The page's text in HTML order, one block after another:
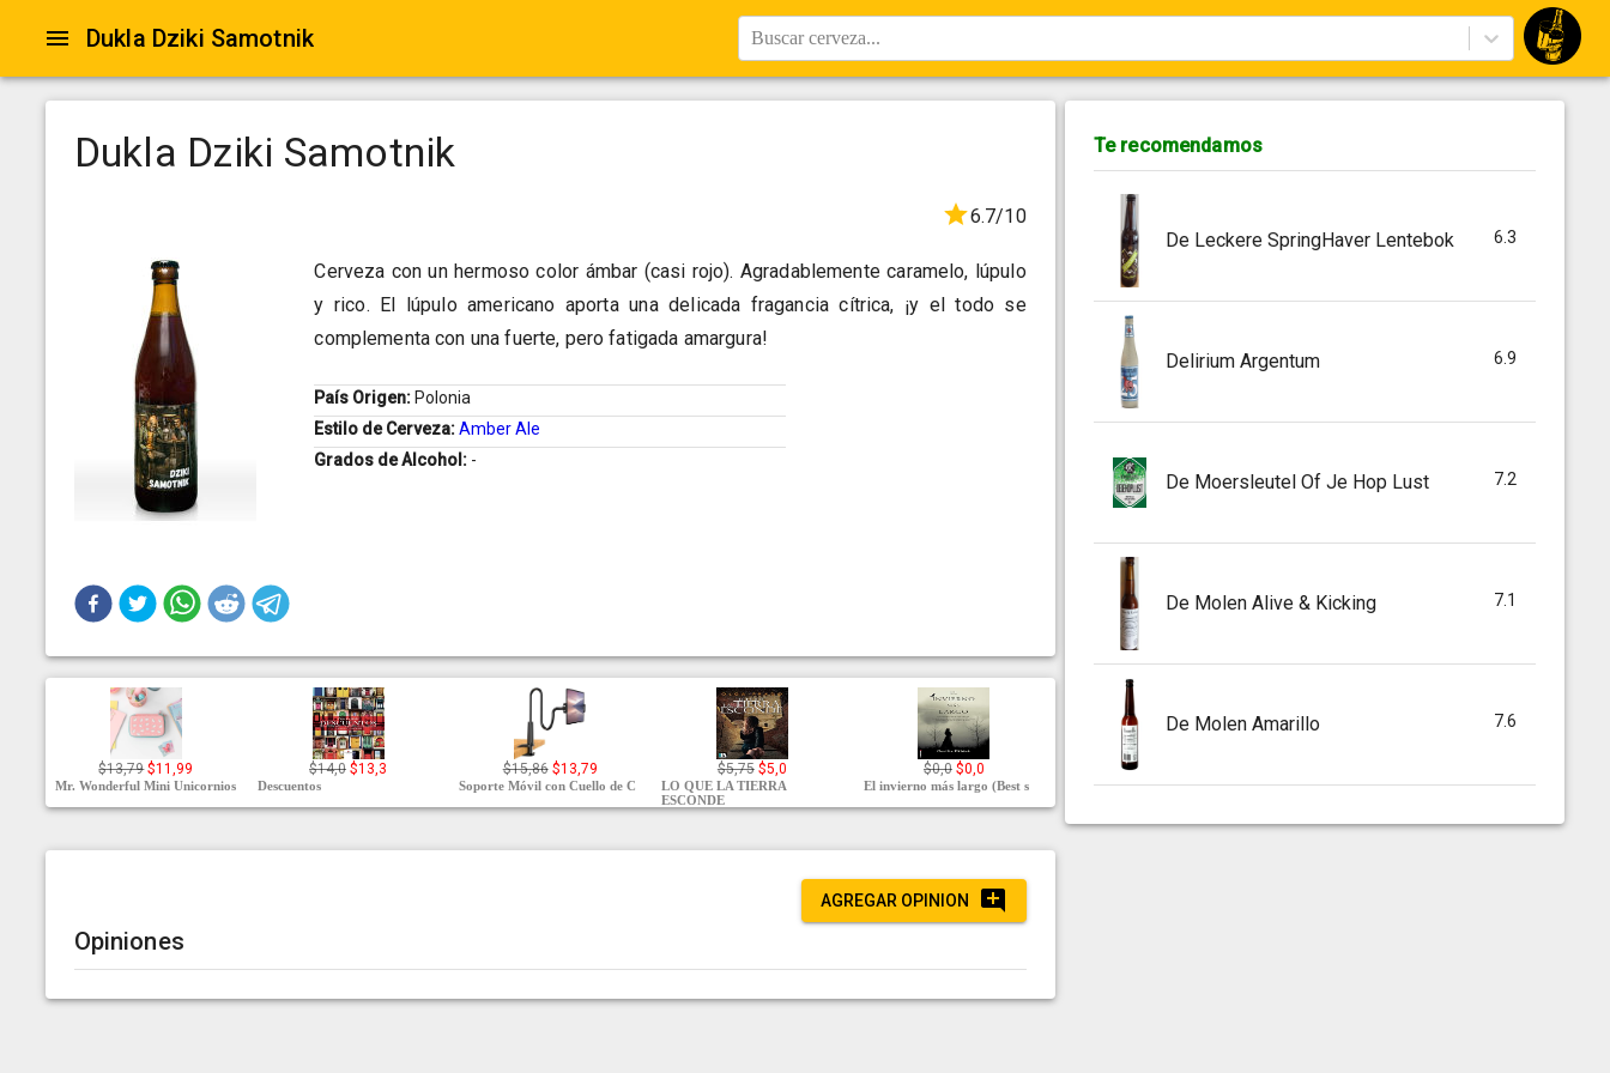
Dukla Dziki Samotnik Buscar cerveza...
Dukla Dziki Samotnik
6.7/10
Cerveza con un hermoso color ámbar (casi rojo). Agradablemente caramelo, lúpulo
y rico. El lúpulo americano aporta una delicada fragancia cítrica, ¡y el todo se
complementa con una fuerte, pero fatigada amargura!
País Origen: Polonia
Estilo de Cerveza:Amber Ale
Grados de Alcohol: -
$13,79 $11,99
Mr. Wonderful Mini Unicornios
$14,0 $13,3
Descuentos
$15,86 $13,79
Soporte Móvil con Cuello de C
$5,75 $5,0
LO QUE LA TIERRA
ESCONDE
$0,0 $0,0
El invierno más largo (Best s
AGREGAR OPINION
Opiniones
Te recomendamos
De Leckere SpringHaver Lentebok 6.3
Delirium Argentum 6.9
De Moersleutel Of Je Hop Lust 7.2
De Molen Alive & Kicking 7.1
De Molen Amarillo 7.6